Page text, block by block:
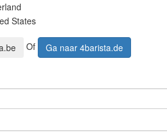
States
Of Ga naar 4barista.de